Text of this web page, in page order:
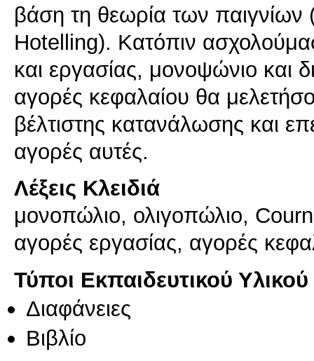
βάση τη θεωρία των
Hotelling). Κατόπιν
και εργασίας, μονοψώνιο και
αγορές κεφαλαίου θα
βέλτιστης κατανάλωσης και
αγορές αυτές.
Λέξεις Κλειδιά
μονοπώλιο, ολιγοπώλιο,
αγορές εργασίας, αγορές
Τύποι Εκπαιδευτικού Υλικού
Διαφάνειες
Βιβλίο